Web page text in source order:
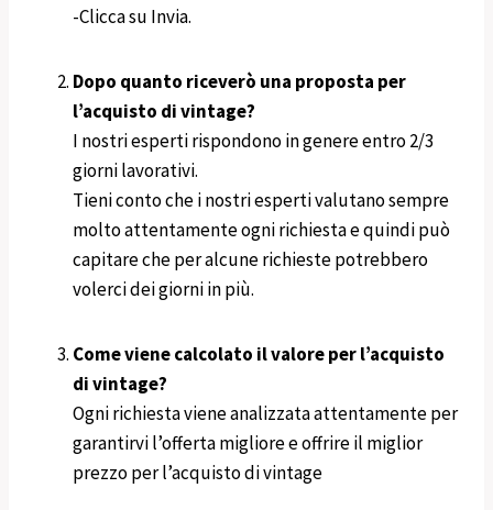
-Clicca su Invia.
Dopo quanto riceverò una proposta per
l’acquisto di vintage?
I nostri esperti rispondono in genere entro 2/3
giorni lavorativi.
Tieni conto che i nostri esperti valutano sempre
molto attentamente ogni richiesta e quindi può
capitare che per alcune richieste potrebbero
volerci dei giorni in più.
Come viene calcolato il valore per l’acquisto
di vintage?
Ogni richiesta viene analizzata attentamente per
garantirvi l’offerta migliore e offrire il miglior
prezzo per l’acquisto di vintage